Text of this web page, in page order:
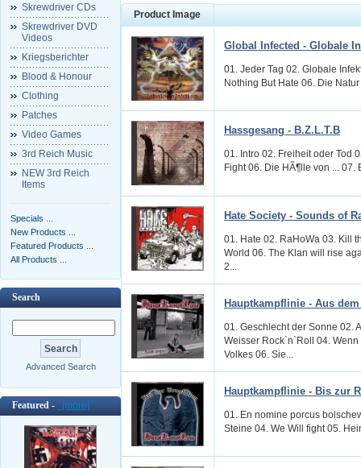
Skrewdriver CDs
Skrewdriver DVD
Videos
Kriegsberichter
Blood & Honour
Clothing
Patches
Video Games
3rd Reich Music
NEW 3rd Reich
Items
Specials ...
New Products ...
Featured Products ...
All Products ...
Search
Advanced Search
Featured - [more]
Product Image
Global Infected - Globale
01. Jeder Tag 02. Globale
Nothing But Hate 06. Die
Hassgesang - B.Z.L.T.B
01. Intro 02. Freiheit oder Tod
Fight 06. Die HÃ¶lle von ... 07.
Hate Society - Sounds of
01. Hate 02. RaHoWa 03. Kill
World 06. The Klan will rise
2...
Hauptkampflinie - Aus
01. Geschlecht der Sonne 02.
Weisser Rock`n`Roll 04.
Volkes 06. Sie...
Hauptkampflinie - Bis zur
01. En nomine porcus
Steine 04. We Will fight 05.